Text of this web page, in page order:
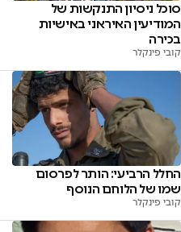
סוכל ניסיון התנקשות של
המודיעין האיראני באישיות
בכירה
קובי פינקלר
החלל הרביעי: הותר לפרסום
שמו של הלוחם הנוסף
קובי פינקלר